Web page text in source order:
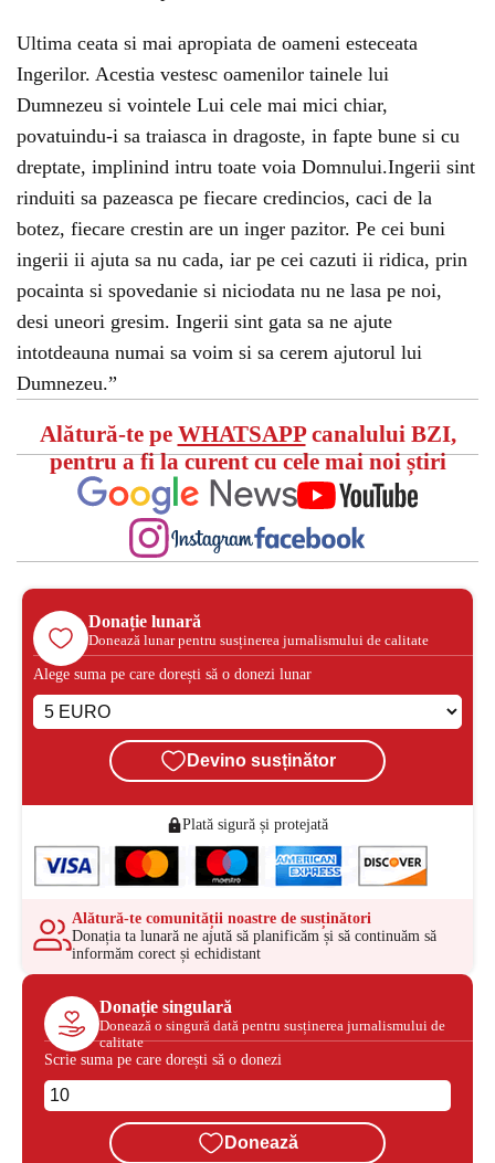
Ultima ceata si mai apropiata de oameni esteceata
Ingerilor. Acestia vestesc oamenilor tainele lui
Dumnezeu si vointele Lui cele mai mici chiar,
povatuindu-i sa traiasca in dragoste, in fapte bune si cu
dreptate, implinind intru toate voia Domnului.Ingerii sint
rinduiti sa pazeasca pe fiecare credincios, caci de la
botez, fiecare crestin are un inger pazitor. Pe cei buni
ingerii ii ajuta sa nu cada, iar pe cei cazuti ii ridica, prin
pocainta si spovedanie si niciodata nu ne lasa pe noi,
desi uneori gresim. Ingerii sint gata sa ne ajute
intotdeauna numai sa voim si sa cerem ajutorul lui
Dumnezeu.”
Alătură-te pe WHATSAPPcanalului BZI,
pentru a fi la curent cu cele mai noi știri
Donație lunară
Donează lunar pentru susținerea jurnalismului de calitate
Alege suma pe care dorești să o donezi lunar
Devino susținător
Plată sigură și protejată
Alătură-te comunității noastre de susținători
Donația ta lunară ne ajută să planificăm și să continuăm să
informăm corect și echidistant
Donație singulară
Donează o singură dată pentru susținerea jurnalismului de
calitate
Scrie suma pe care dorești să o donezi
Donează